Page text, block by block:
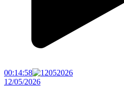
00:14:58
12/05/2026